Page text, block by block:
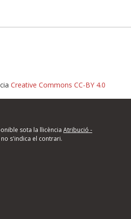
és la millora que
Creative Commons CC-BY 4.0
sota la llicència Atribució -
s'indica el contrari.